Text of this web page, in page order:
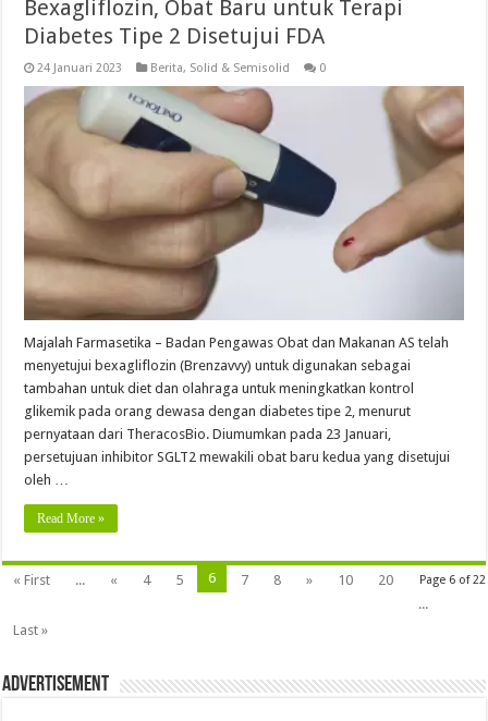
Bexagliflozin, Obat Baru untuk Terapi
Diabetes Tipe 2 Disetujui FDA
24 Januari 2023 Berita, Solid & Semisolid 0
Majalah Farmasetika – Badan Pengawas Obat dan Makanan AS telah
menyetujui bexagliflozin (Brenzavvy) untuk digunakan sebagai
tambahan untuk diet dan olahraga untuk meningkatkan kontrol
glikemik pada orang dewasa dengan diabetes tipe 2, menurut
pernyataan dari TheracosBio. Diumumkan pada 23 Januari,
persetujuan inhibitor SGLT2 mewakili obat baru kedua yang disetujui
oleh …
Read More »
Page 6 of 22
« First ... « 4 5 6 7 8 » 10
20
...
Last »
Advertisement